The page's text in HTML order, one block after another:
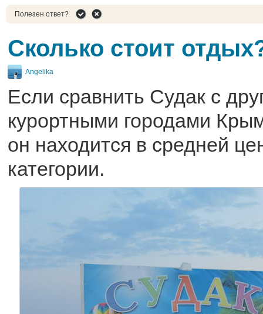
Полезен ответ?
Сколько стоит
Angelika
Если сравнить Судак с
курортными городами
он находится в средней
категории.